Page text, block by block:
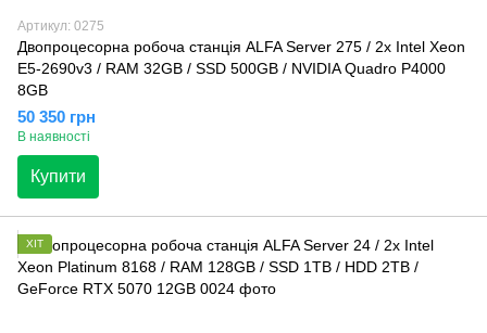
Артикул: 0275
Двопроцесорна робоча станція ALFA Server 275 / 2x Intel Xeon
E5-2690v3 / RAM 32GB / SSD 500GB / NVIDIA Quadro P4000
8GB
50 350 грн
В наявності
Купити
ХІТ